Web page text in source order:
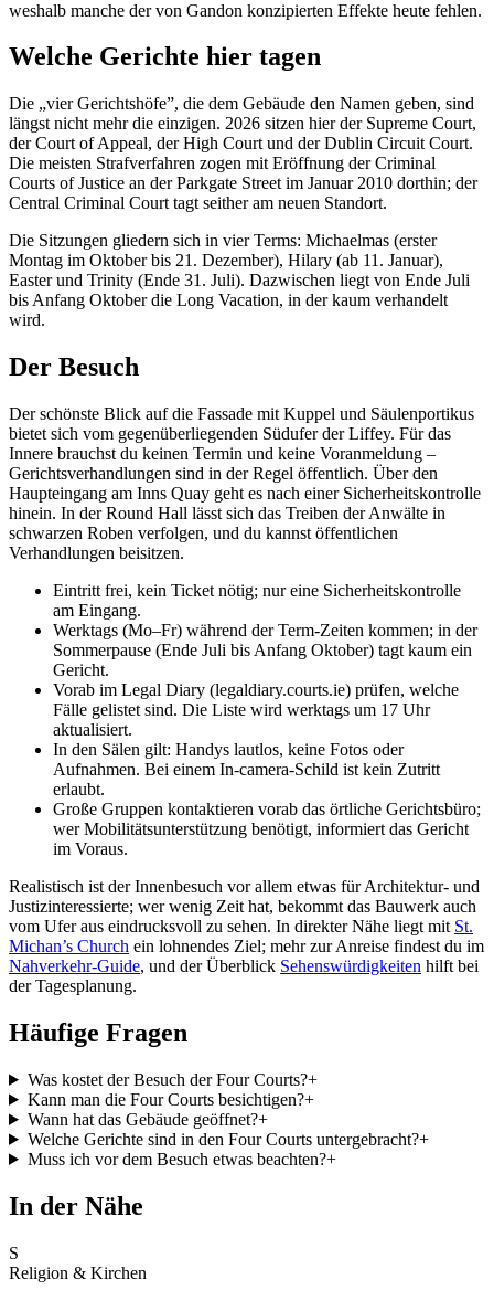
weshalb manche der von Gandon konzipierten Effekte heute fehlen.
Welche Gerichte hier tagen
Die „vier Gerichtshöfe”, die dem Gebäude den Namen geben, sind
längst nicht mehr die einzigen. 2026 sitzen hier der Supreme Court,
der Court of Appeal, der High Court und der Dublin Circuit Court.
Die meisten Strafverfahren zogen mit Eröffnung der Criminal
Courts of Justice an der Parkgate Street im Januar 2010 dorthin; der
Central Criminal Court tagt seither am neuen Standort.
Die Sitzungen gliedern sich in vier Terms: Michaelmas (erster
Montag im Oktober bis 21. Dezember), Hilary (ab 11. Januar),
Easter und Trinity (Ende 31. Juli). Dazwischen liegt von Ende Juli
bis Anfang Oktober die Long Vacation, in der kaum verhandelt
wird.
Der Besuch
Der schönste Blick auf die Fassade mit Kuppel und Säulenportikus
bietet sich vom gegenüberliegenden Südufer der Liffey. Für das
Innere brauchst du keinen Termin und keine Voranmeldung –
Gerichtsverhandlungen sind in der Regel öffentlich. Über den
Haupteingang am Inns Quay geht es nach einer Sicherheitskontrolle
hinein. In der Round Hall lässt sich das Treiben der Anwälte in
schwarzen Roben verfolgen, und du kannst öffentlichen
Verhandlungen beisitzen.
Eintritt frei, kein Ticket nötig; nur eine Sicherheitskontrolle
am Eingang.
Werktags (Mo–Fr) während der Term-Zeiten kommen; in der
Sommerpause (Ende Juli bis Anfang Oktober) tagt kaum ein
Gericht.
Vorab im Legal Diary (legaldiary.courts.ie) prüfen, welche
Fälle gelistet sind. Die Liste wird werktags um 17 Uhr
aktualisiert.
In den Sälen gilt: Handys lautlos, keine Fotos oder
Aufnahmen. Bei einem In-camera-Schild ist kein Zutritt
erlaubt.
Große Gruppen kontaktieren vorab das örtliche Gerichtsbüro;
wer Mobilitätsunterstützung benötigt, informiert das Gericht
im Voraus.
Realistisch ist der Innenbesuch vor allem etwas für Architektur- und
Justizinteressierte; wer wenig Zeit hat, bekommt das Bauwerk auch
vom Ufer aus eindrucksvoll zu sehen. In direkter Nähe liegt mit St.
Michan’s Church ein lohnendes Ziel; mehr zur Anreise findest du im
Nahverkehr-Guide, und der Überblick Sehenswürdigkeiten hilft bei
der Tagesplanung.
Häufige Fragen
Was kostet der Besuch der Four Courts?+
Kann man die Four Courts besichtigen?+
Wann hat das Gebäude geöffnet?+
Welche Gerichte sind in den Four Courts untergebracht?+
Muss ich vor dem Besuch etwas beachten?+
In der Nähe
S
Religion & Kirchen